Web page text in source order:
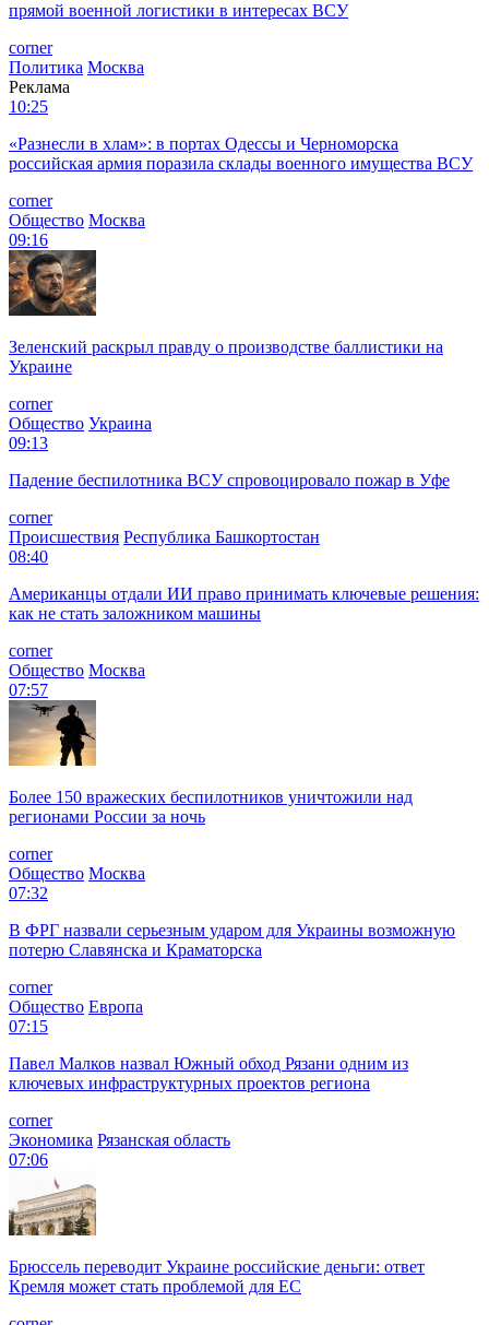
прямой военной логистики в интересах ВСУ
corner
Политика Москва
Реклама
10:25
«Разнесли в хлам»: в портах Одессы и Черноморска
российская армия поразила склады военного имущества ВСУ
corner
Общество Москва
09:16
Зеленский раскрыл правду о производстве баллистики на
Украине
corner
Общество Украина
09:13
Падение беспилотника ВСУ спровоцировало пожар в Уфе
corner
Происшествия Республика Башкортостан
08:40
Американцы отдали ИИ право принимать ключевые решения:
как не стать заложником машины
corner
Общество Москва
07:57
Более 150 вражеских беспилотников уничтожили над
регионами России за ночь
corner
Общество Москва
07:32
В ФРГ назвали серьезным ударом для Украины возможную
потерю Славянска и Краматорска
corner
Общество Европа
07:15
Павел Малков назвал Южный обход Рязани одним из
ключевых инфраструктурных проектов региона
corner
Экономика Рязанская область
07:06
Брюссель переводит Украине российские деньги: ответ
Кремля может стать проблемой для EC